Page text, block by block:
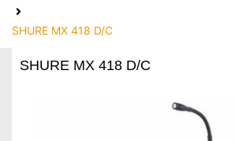
SHURE MX 418 D/C
SHURE MX 418 D/C